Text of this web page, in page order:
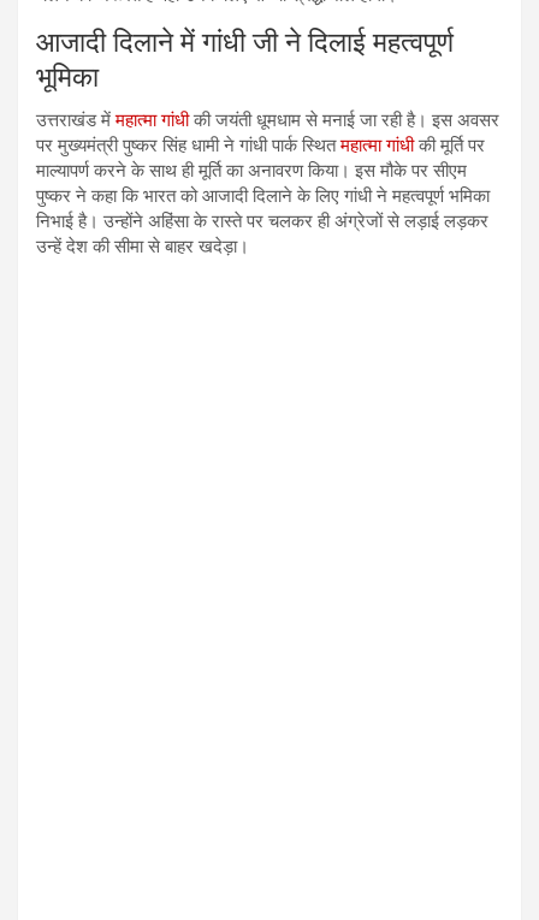
आजादी दिलाने में गांधी जी ने दिलाई महत्वपूर्ण
भूमिका
उत्तराखंड मेंमहात्मा गांधीकी जयंती धूमधाम से मनाई जा रही है। इस अवसर
पर मुख्यमंत्री पुष्कर सिंह धामी ने गांधी पार्क स्थितमहात्मा गांधीकी मूर्ति पर
माल्यापर्ण करने के साथ ही मूर्ति का अनावरण किया। इस मौके पर सीएम
पुष्कर ​ने कहा कि भारत को आजादी दिलाने के लिए गांधी ने महत्वपूर्ण भमिका
निभाई है। उन्होंने अहिंसा के रास्ते पर चलकर ही अंग्रेजों से लड़ाई लड़कर
उन्हें देश की सीमा से बाहर खदेड़ा।